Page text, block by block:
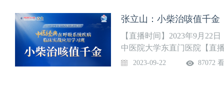
张立山：小柴治咳值千金
【直播时间】2023年9月22
中医院大学东直门医院【直
他经合病
2023-09-22 87072